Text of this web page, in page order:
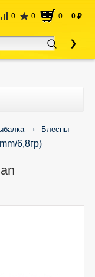
0 0 0 0 руб
Блесны
6,8гр)